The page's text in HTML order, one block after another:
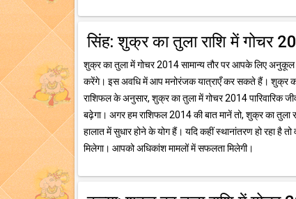
सिंह: शुक्र का तुला राशि में गोचर
शुक्र का तुला में गोचर 2014 सामान्य तौर पर आपके लिए
करेंगे। इस अवधि में आप मनोरंजक यात्राएँ कर सकते हैं। शुक्र
राशिफल के अनुसार, शुक्र का तुला में गोचर 2014 पारिवारिक
बढ़ेगा। अगर हम राशिफल 2014 की बात मानें तो, शुक्र का तुला
हालात में सुधार होने के योग हैं। यदि कहीं स्थानांतरण हो रहा है
मिलेगा। आपको अधिकांश मामलों में सफलता मिलेगी।